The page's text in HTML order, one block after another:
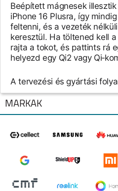
Beépített mágnesek
iPhone 16 Plusra, így
feltenni, és a vezeték
keresztül. Ha töltened kell
rajta a tokot, és pattints rá
helyezd egy Qi2 vagy
A tervezési és gyártási
több ezer órányi
Apple saját tervezésű
nemcsak remekül mutat,
MÁRKÁK